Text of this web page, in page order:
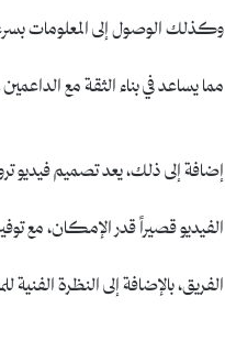
وكذلك الوصول إلى المعلومات
مما يساعد في بناء الثقة مع
إضافة إلى ذلك، يعد تصميم
الفيديو قصيراً قدر الإمكان، مع
الفريق، بالإضافة إلى النظرة